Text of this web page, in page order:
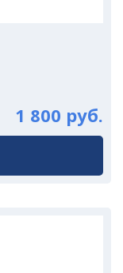
1 800 руб.